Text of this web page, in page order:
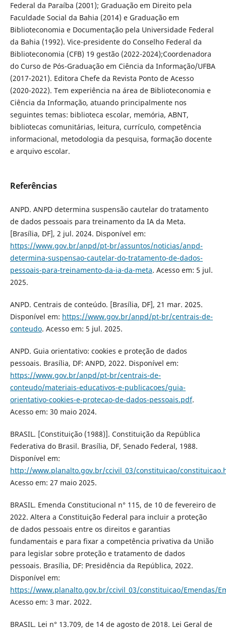
Federal da Paraíba (2001); Graduação em Direito pela
Faculdade Social da Bahia (2014) e Graduação em
Biblioteconomia e Documentação pela Universidade Federal
da Bahia (1992). Vice-presidente do Conselho Federal da
Biblioteconomia (CFB) 19 gestão (2022-2024);Coordenadora
do Curso de Pós-Graduação em Ciência da Informação/UFBA
(2017-2021). Editora Chefe da Revista Ponto de Acesso
(2020-2022). Tem experiência na área de Biblioteconomia e
Ciência da Informação, atuando principalmente nos
seguintes temas: biblioteca escolar, memória, ABNT,
bibliotecas comunitárias, leitura, currículo, competência
informacional, metodologia da pesquisa, formação docente
e arquivo escolar.
Referências
ANPD. ANPD determina suspensão cautelar do tratamento
de dados pessoais para treinamento da IA da Meta.
[Brasília, DF], 2 jul. 2024. Disponível em:
https://www.gov.br/anpd/pt-br/assuntos/noticias/anpd-
determina-suspensao-cautelar-do-tratamento-de-dados-
pessoais-para-treinamento-da-ia-da-meta. Acesso em: 5 jul.
2025.
ANPD. Centrais de conteúdo. [Brasília, DF], 21 mar. 2025.
Disponível em: https://www.gov.br/anpd/pt-br/centrais-de-
conteudo. Acesso em: 5 jul. 2025.
ANPD. Guia orientativo: cookies e proteção de dados
pessoais. Brasília, DF: ANPD, 2022. Disponível em:
https://www.gov.br/anpd/pt-br/centrais-de-
conteudo/materiais-educativos-e-publicacoes/guia-
orientativo-cookies-e-protecao-de-dados-pessoais.pdf.
Acesso em: 30 maio 2024.
BRASIL. [Constituição (1988)]. Constituição da República
Federativa do Brasil. Brasília, DF, Senado Federal, 1988.
Disponível em:
http://www.planalto.gov.br/ccivil_03/constituicao/
Acesso em: 27 maio 2025.
BRASIL. Emenda Constitucional n° 115, de 10 de fevereiro de
2022. Altera a Constituição Federal para incluir a proteção
de dados pessoais entre os direitos e garantias
fundamentais e para fixar a competência privativa da União
para legislar sobre proteção e tratamento de dados
pessoais. Brasília, DF: Presidência da República, 2022.
Disponível em:
https://www.planalto.gov.br/ccivil_03/constituicao/Emendas/
Acesso em: 3 mar. 2022.
BRASIL. Lei n° 13.709, de 14 de agosto de 2018. Lei Geral de